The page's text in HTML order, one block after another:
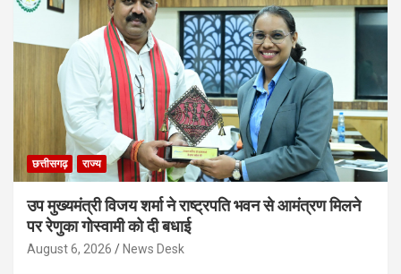
छत्तीसगढ़ राज्य
उप मुख्यमंत्री विजय शर्मा ने राष्ट्रपति भवन से आमंत्रण मिलने
पर रेणुका गोस्वामी को दी बधाई
August 6, 2026 News Desk